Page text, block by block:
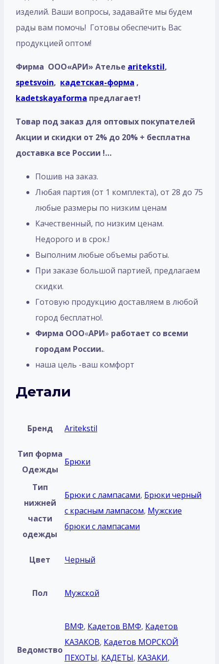
изделий. Ваши вопросы, задавайте мы будем
рады вам помочь! Готовы обеспечить Вас
продукцией оптом!
Фирма ООО«АРИ» Ателье aritekstil,
spetsvoin, кадетская-форма ,
kadetskayaforma предлагает!
Товар под заказ для оптовых покупателей
Акции и скидки от 2% до 20% + бесплатна
доставка все России !…
Пошив на заказ.
Любая партия (от 1 комплекта), от 28 до 75
любые размеры по низким ценам
Качественный, по низким ценам.
Недорого и в срок.!
Выполним любые объемы работы.
При заказе большой партией, предлагаем
скидки.
Готовую продукцию доставляем в любой
город бесплатно!.
Фирма ООО«АРИ» работает со всеми
городам России..
наша цель -ваш комфорт
Детали
Бренд Aritekstil
Тип форма
Одежды
Брюки
Тип
нижней
части
одежды
Брюки с лампасами, Брюки черный
с красным лампасом, Мужские
брюки с лампасами
Цвет Черный
Пол Мужской
Ведомство
ВМФ, Кадетов ВМФ, Кадетов
КАЗАКОВ, Кадетов МОРСКОЙ
ПЕХОТЫ, КАДЕТЫ, КАЗАКИ,